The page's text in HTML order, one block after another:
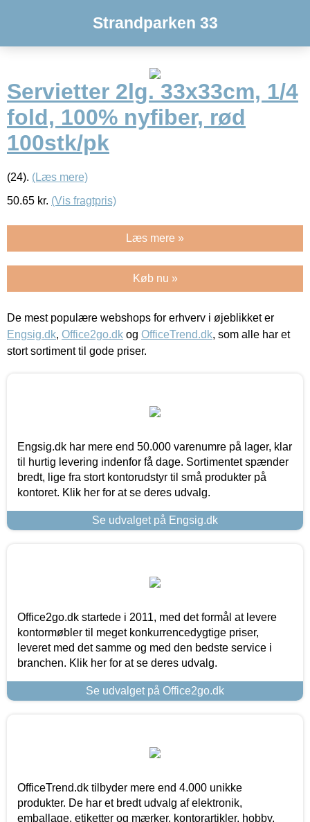
Strandparken 33
Servietter 2lg. 33x33cm, 1/4
fold, 100% nyfiber, rød
100stk/pk
(24). (Læs mere)
50.65 kr. (Vis fragtpris)
Læs mere »
Køb nu »
De mest populære webshops for erhverv i øjeblikket er
Engsig.dk, Office2go.dk og OfficeTrend.dk, som alle har et
stort sortiment til gode priser.
Engsig.dk har mere end 50.000 varenumre på lager, klar
til hurtig levering indenfor få dage. Sortimentet spænder
bredt, lige fra stort kontorudstyr til små produkter på
kontoret. Klik her for at se deres udvalg.
Se udvalget på Engsig.dk
Office2go.dk startede i 2011, med det formål at levere
kontormøbler til meget konkurrencedygtige priser,
leveret med det samme og med den bedste service i
branchen. Klik her for at se deres udvalg.
Se udvalget på Office2go.dk
OfficeTrend.dk tilbyder mere end 4.000 unikke
produkter. De har et bredt udvalg af elektronik,
emballage, etiketter og mærker, kontorartikler, hobby,